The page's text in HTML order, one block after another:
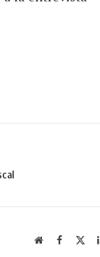
SitioFacebook